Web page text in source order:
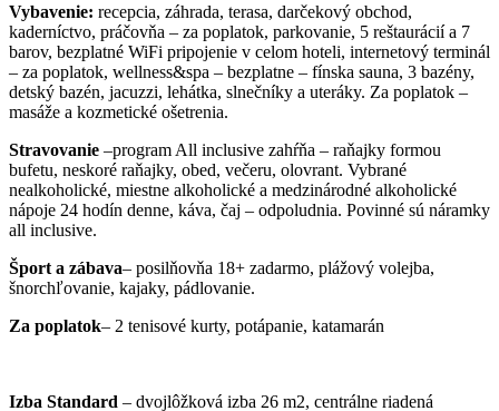
Vybavenie: recepcia, záhrada, terasa, darčekový obchod,
kaderníctvo, práčovňa – za poplatok, parkovanie, 5 reštaurácií a 7
barov, bezplatné WiFi pripojenie v celom hoteli, internetový terminál
– za poplatok, wellness&spa – bezplatne – fínska sauna, 3 bazény,
detský bazén, jacuzzi, lehátka, slnečníky a uteráky. Za poplatok –
masáže a kozmetické ošetrenia.
Stravovanie –program All inclusive zahŕňa – raňajky formou
bufetu, neskoré raňajky, obed, večeru, olovrant. Vybrané
nealkoholické, miestne alkoholické a medzinárodné alkoholické
nápoje 24 hodín denne, káva, čaj – odpoludnia. Povinné sú náramky
all inclusive.
Šport a zábava– posilňovňa 18+ zadarmo, plážový volejba,
šnorchľovanie, kajaky, pádlovanie.
Za poplatok– 2 tenisové kurty, potápanie, katamarán
Izba Standard – dvojlôžková izba 26 m2, centrálne riadená